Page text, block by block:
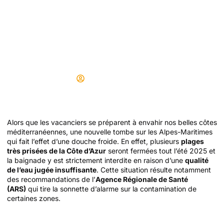
Alors que les vacanciers se préparent à envahir nos belles côtes
méditerranéennes, une nouvelle tombe sur les Alpes-Maritimes
qui fait l’effet d’une douche froide. En effet, plusieurs plages
très prisées de la Côte d’Azur seront fermées tout l’été 2025 et
la baignade y est strictement interdite en raison d’une qualité
de l’eau jugée insuffisante. Cette situation résulte notamment
des recommandations de l’Agence Régionale de Santé
(ARS) qui tire la sonnette d’alarme sur la contamination de
certaines zones.